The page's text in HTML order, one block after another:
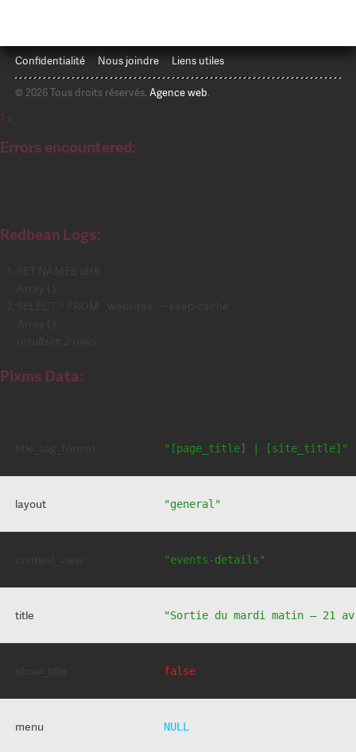
Confidentialité Nous joindre Liens utiles
© 2026 Tous droits réservés. Agence web.
1
Errors encountered:
Redbean Logs:
Pixms Data:
"[page_title] | [site_title]"
layout "general"
"events-details"
title "Sortie du mardi matin – 21
false
menu NULL